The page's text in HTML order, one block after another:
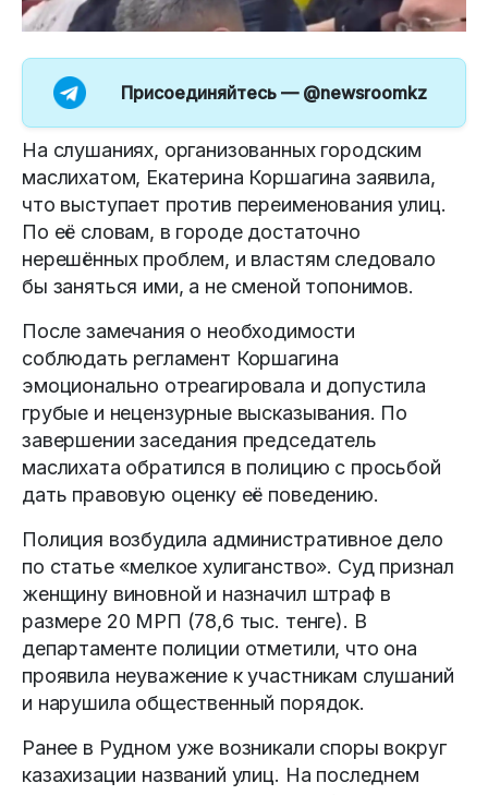
Присоединяйтесь — @newsroomkz
На слушаниях, организованных городским
маслихатом, Екатерина Коршагина заявила,
что выступает против переименования улиц.
По её словам, в городе достаточно
нерешённых проблем, и властям следовало
бы заняться ими, а не сменой топонимов.
После замечания о необходимости
соблюдать регламент Коршагина
эмоционально отреагировала и допустила
грубые и нецензурные высказывания. По
завершении заседания председатель
маслихата обратился в полицию с просьбой
дать правовую оценку её поведению.
Полиция возбудила административное дело
по статье «мелкое хулиганство». Суд признал
женщину виновной и назначил штраф в
размере 20 МРП (78,6 тыс. тенге). В
департаменте полиции отметили, что она
проявила неуважение к участникам слушаний
и нарушила общественный порядок.
Ранее в Рудном уже возникали споры вокруг
казахизации названий улиц. На последнем